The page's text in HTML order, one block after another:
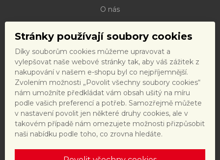
Stránky používají soubory cookies
Díky souborům cookies můžeme upravovat a
vylepšovat naše webové stránky tak, aby váš zážitek z
nakupování v našem e-shopu byl co nejpříjemnější.
Zvolením možnosti „Povolit všechny soubory cookies“
nám umožníte předkládat vám obsah ušitý na míru
podle vašich preferencí a potřeb. Samozřejmě můžete
v nastavení povolit jen některé druhy cookies, ale v
takovém případě nám omezujete možnosti přizpůsobit
naši nabídku podle toho, co zrovna hledáte.
O nás
Dokumenty ke stažení
Doprava
Reklamační řád
Reklamační formulář
Obchodní podmínky a právní předpisy
Ochrana dat
Nastavení cookies